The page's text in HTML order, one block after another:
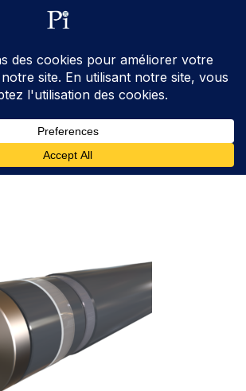
ventes@processinstruments.fr